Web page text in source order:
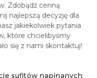
Zdobądź cenną
najlepszą decyzję dla
jakiekolwiek pytania
które chcielibyśmy
się z nami skontaktuj!
sufitów napinanych